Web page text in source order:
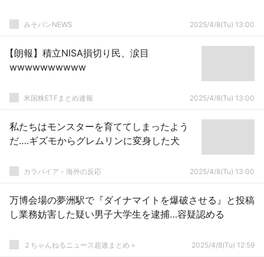
みそパンNEWS 2025/4/8(Tu) 13:00
【朗報】積立NISA損切り民、涙目
wwwwwwwwww
米国株ETFまとめ速報 2025/4/8(Tu) 13:00
私たちはモンスターを育ててしまったよう
だ….ギズモからグレムリンに変身した犬
カラパイア - 海外の反応 2025/4/8(Tu) 13:00
万博会場の夢洲駅で『ダイナマイトを爆破させる』と投稿
し業務妨害した疑い男子大学生を逮捕…容疑認める
２ちゃんねるニュース超速まとめ＋ 2025/4/8(Tu) 12:59